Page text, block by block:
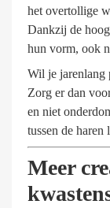
het overtollige
Dankzij de
hun vorm, ook
Wil je jarenlang
Zorg er dan
en niet
tussen de haren
Meer